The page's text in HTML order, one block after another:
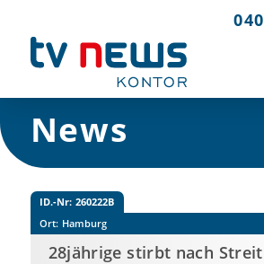
040
News
ID.-Nr: 260222B
Ort: Hamburg
28jährige stirbt nach Streit